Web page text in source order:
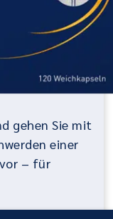
gehen Sie mit
einer
– für